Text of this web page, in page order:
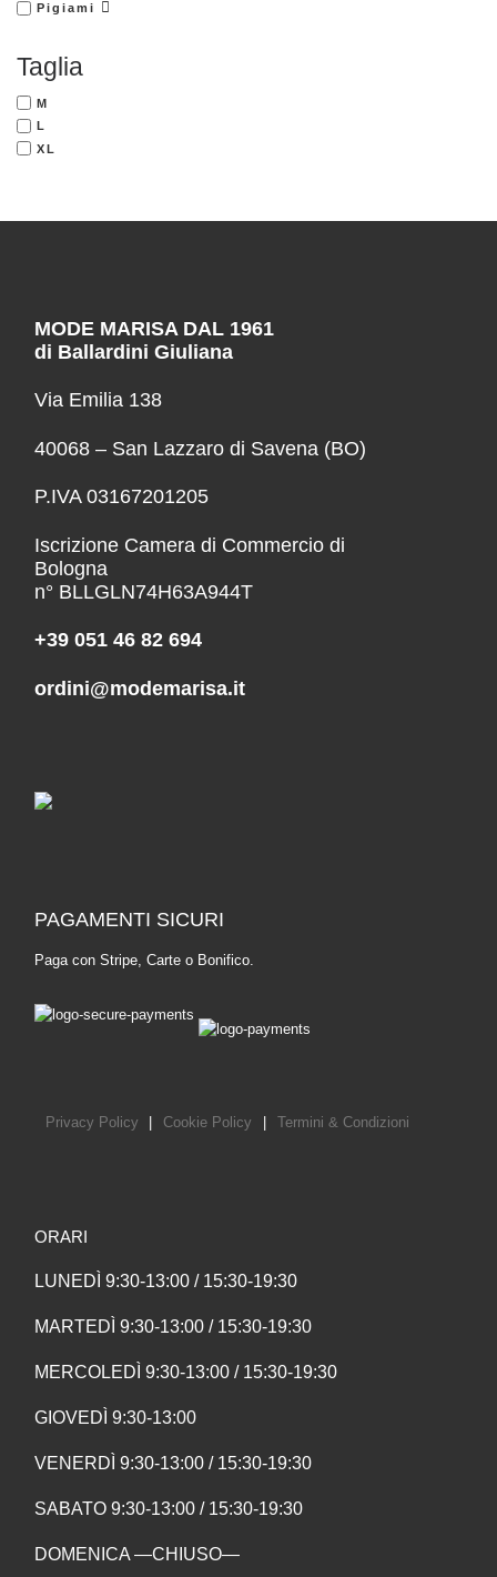
Pigiami
Taglia
M
L
XL
MODE MARISA DAL 1961
di Ballardini Giuliana
Via Emilia 138
40068 – San Lazzaro di Savena (BO)
P.IVA 03167201205
Iscrizione Camera di Commercio di
Bologna
n° BLLGLN74H63A944T
+39 051 46 82 694
ordini@modemarisa.it
PAGAMENTI SICURI
Paga con Stripe, Carte o Bonifico.
Privacy Policy Cookie Policy Termini & Condizioni
ORARI
LUNEDÌ 9:30-13:00 / 15:30-19:30
MARTEDÌ 9:30-13:00 / 15:30-19:30
MERCOLEDÌ 9:30-13:00 / 15:30-19:30
GIOVEDÌ 9:30-13:00
VENERDÌ 9:30-13:00 / 15:30-19:30
SABATO 9:30-13:00 / 15:30-19:30
DOMENICA —CHIUSO—